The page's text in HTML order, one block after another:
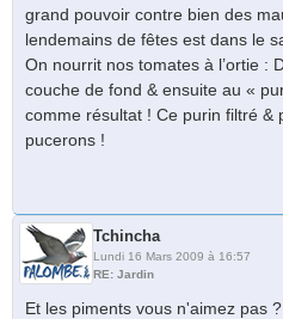
grand pouvoir contre bien des
lendemains de fêtes est dans le
On nourrit nos tomates à l’ortie :
couche de fond & ensuite au «
comme résultat ! Ce purin filtré &
pucerons !
Tchincha
Lundi 16 Mars 2009 à 16:57
RE: Jardin
Et les piments vous n'aimez pas ?